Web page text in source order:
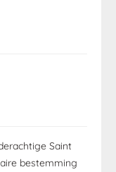
Saint
bestemming